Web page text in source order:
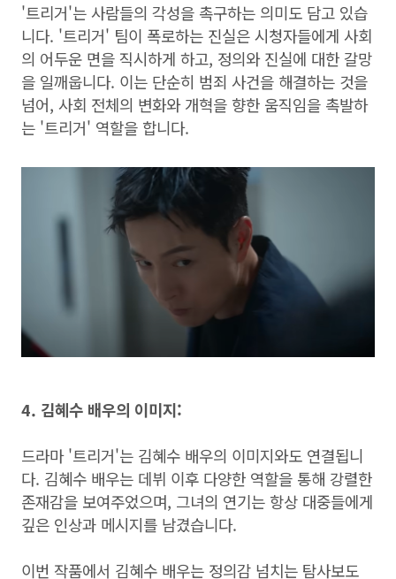
'트리거'는 사람들의 각성을 촉구하는 의미도 담고 있습
니다. '트리거' 팀이 폭로하는 진실은 시청자들에게 사회
의 어두운 면을 직시하게 하고, 정의와 진실에 대한 갈망
을 일깨웁니다. 이는 단순히 범죄 사건을 해결하는 것을
넘어, 사회 전체의 변화와 개혁을 향한 움직임을 촉발하
는 '트리거' 역할을 합니다.
4. 김혜수 배우의 이미지:
드라마 '트리거'는 김혜수 배우의 이미지와도 연결됩니
다. 김혜수 배우는 데뷔 이후 다양한 역할을 통해 강렬한
존재감을 보여주었으며, 그녀의 연기는 항상 대중들에게
깊은 인상과 메시지를 남겼습니다.
이번 작품에서 김혜수 배우는 정의감 넘치는 탐사보도